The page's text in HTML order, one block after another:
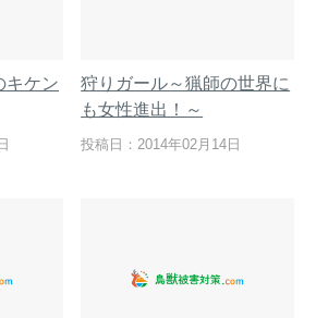
キケン
狩りガール～猟師の世界に
も女性進出！～
投稿日：2014年02月14日